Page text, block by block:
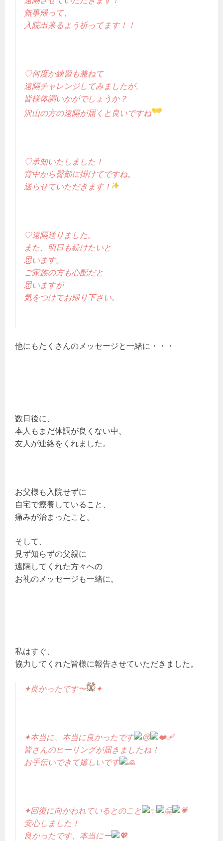
無事帰って、
入院出来るよう祈ってます！！
♡何度か練習も兼ねて
遠隔チャレンジしてみましたが、
皆様体調いかがでしょうか？
沢山の方の遠隔が届くと良いですね
♡承知いたしました！
背中から臀部に掛けてですね。
送らせていただきます！
♡遠隔送りました。
また、明日も続けたいと
思います。
ご家族の方も心配だと
思いますが
気をつけてお帰り下さい。
他にもたくさんのメッセージと一緒に・・・
数日後に、
本人もまだ体調が良くない中、
友人が連絡をくれました。
お父様も入院せずに
自宅で療養していること、
痛みが治まったこと。
そして、
見ず知らずの父親に
遠隔してくれた方々への
お礼のメッセージも一緒に。
私はすぐ、
協力してくれた皆様に報告させていただきました。
✦良かったです〜 ✦
✦本当に、本当に良かったです
皆さんのヒーリングが届きましたね！
お手伝いできて嬉しいです
✦回復に向かわれているとのこと
安心しました！
良かったです、本当にー